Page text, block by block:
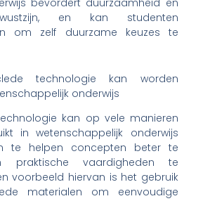
en kan studenten
om zelf duurzame keuzes te
technologie kan worden
onderwijs
kan op vele manieren
in wetenschappelijk onderwijs
te helpen concepten beter te
praktische vaardigheden te
voorbeeld hiervan is het gebruik
materialen om eenvoudige